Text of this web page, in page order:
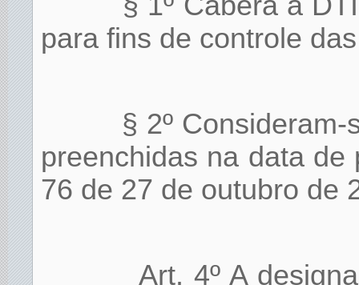
para fins de controle
§ 2º
preenchidas na data
76 de 27 de outubro de
Art. 4º A